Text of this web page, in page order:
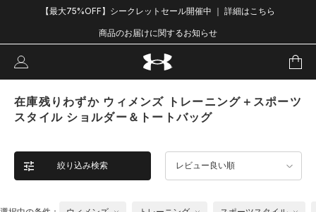
【最大75%OFF】シークレットセール開催中 ｜ 詳細はこちら
商品のお届けに関するお知らせ
在庫残りわずか ウィメンズ トレーニング＋スポーツ
スタイル ショルダー＆トートバッグ
絞り込み検索 レビュー良い順